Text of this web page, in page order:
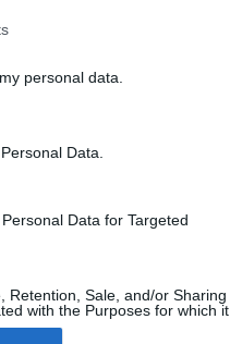
personal data.
Data.
Data for Targeted
Retention, Sale, and/or Sharing
with the Purposes for which it